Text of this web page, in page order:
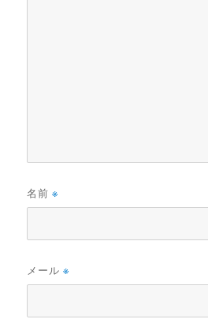
名前※
メール※